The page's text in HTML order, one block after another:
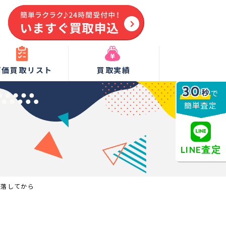
買取リスト 買取実績
で
簡単査定
LINE査定
してから